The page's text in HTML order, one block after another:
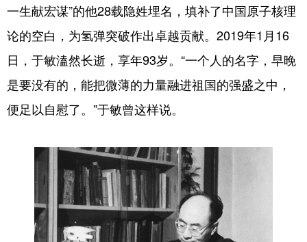
一生献宏谋”的他28载隐姓埋名，填补了中国原子核理
论的空白，为氢弹突破作出卓越贡献。2019年1月16
日，于敏溘然长逝，享年93岁。“一个人的名字，早晚
是要没有的，能把微薄的力量融进祖国的强盛之中，
便足以自慰了。”于敏曾这样说。